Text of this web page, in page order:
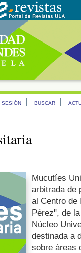
SESIÓN BUSCAR
Mucutíes
arbitrada de
al Centro de
Pérez", de
Núcleo
destinada a
sobre áreas